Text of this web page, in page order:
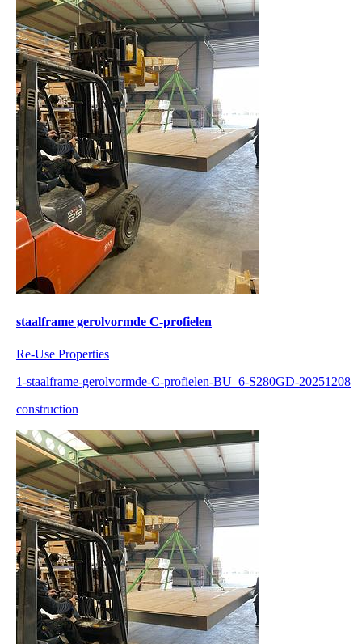
staalframe gerolvormde C-profielen
Re-Use Properties
1-staalframe-gerolvormde-C-profielen-BU_6-S280GD-20251208
construction